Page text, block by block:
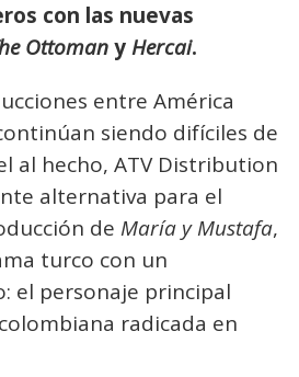
con las nuevas
OttomanyHercai.
entre América
siendo difíciles de
al hecho, ATV Distribution
alternativa para el
de María y Mustafa,
turco con un
el personaje principal
radicada en